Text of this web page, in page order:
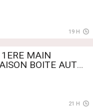
19 H
MAIN
BOITE AUTO
21 H